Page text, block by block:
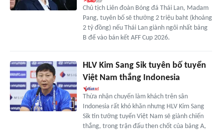
Chủ tịch Liên đoàn Bóng đá Thái Lan, Madam
Pang, tuyên bố sẽ thưởng 2 triệu baht (khoảng
2 tỷ đồng) nếu Thái Lan giành ngôi nhất bảng
B để vào bán kết AFF Cup 2026.
HLV Kim Sang Sik tuyên bố tuyển
Việt Nam thắng Indonesia
Thừa nhận chuyến làm khách trên sân
Indonesia rất khó khăn nhưng HLV Kim Sang
Sik tin tưởng tuyển Việt Nam sẽ giành chiến
thắng, trong trận đấu then chốt của bảng A,